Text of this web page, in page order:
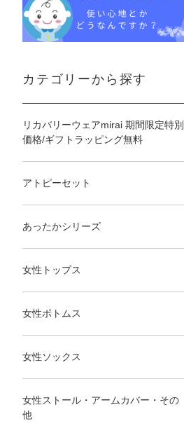
カテゴリーから探す
リカバリーウェアmirai 期間限定特別
価格/ギフトラッピング無料
アトピーセット
あったかシリーズ
女性トップス
女性ボトムス
女性ソックス
女性ストール・アームカバー・その
他